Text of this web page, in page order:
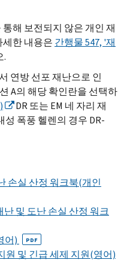
해 보전되지 않은 개인 재
세한 내용은 간행물 547, '재
.
연방 선포 재난으로 인
A의 해당 확인란을 선택하
DR 또는 EM 네 자리 재
폭풍 헬렌의 경우 DR-
손실 산정 워크북(개인
및 도난 손실 산정 워크
어)
PDF
원 및 긴급 세제 지원(영어)